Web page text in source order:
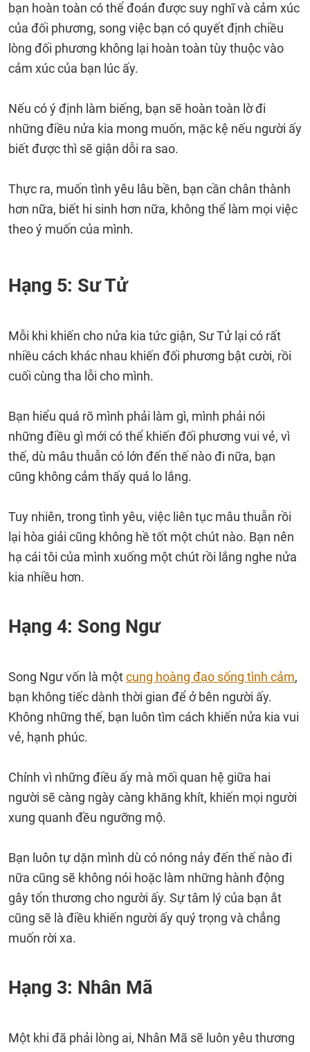
bạn hoàn toàn có thể đoán được suy nghĩ và cảm xúc
của đối phương, song việc bạn có quyết định chiều
lòng đối phương không lại hoàn toàn tùy thuộc vào
cảm xúc của bạn lúc ấy.
Nếu có ý định làm biếng, bạn sẽ hoàn toàn lờ đi
những điều nửa kia mong muốn, mặc kệ nếu người ấy
biết được thì sẽ giận dỗi ra sao.
Thực ra, muốn tình yêu lâu bền, bạn cần chân thành
hơn nữa, biết hi sinh hơn nữa, không thể làm mọi việc
theo ý muốn của mình.
Hạng 5: Sư Tử
Mỗi khi khiến cho nửa kia tức giận, Sư Tử lại có rất
nhiều cách khác nhau khiến đối phương bật cười, rồi
cuối cùng tha lỗi cho mình.
Bạn hiểu quá rõ mình phải làm gì, mình phải nói
những điều gì mới có thể khiến đối phương vui vẻ, vì
thế, dù mâu thuẫn có lớn đến thế nào đi nữa, bạn
cũng không cảm thấy quá lo lắng.
Tuy nhiên, trong tình yêu, việc liên tục mâu thuẫn rồi
lại hòa giải cũng không hề tốt một chút nào. Bạn nên
hạ cái tôi của mình xuống một chút rồi lắng nghe nửa
kia nhiều hơn.
Hạng 4: Song Ngư
Song Ngư vốn là mộtcung hoàng đạo sống tình cảm,
bạn không tiếc dành thời gian để ở bên người ấy.
Không những thế, bạn luôn tìm cách khiến nửa kia vui
vẻ, hạnh phúc.
Chính vì những điều ấy mà mối quan hệ giữa hai
người sẽ càng ngày càng khăng khít, khiến mọi người
xung quanh đều ngưỡng mộ.
Bạn luôn tự dặn mình dù có nóng nảy đến thế nào đi
nữa cũng sẽ không nói hoặc làm những hành động
gây tổn thương cho người ấy. Sự tâm lý của bạn ắt
cũng sẽ là điều khiến người ấy quý trọng và chẳng
muốn rời xa.
Hạng 3: Nhân Mã
Một khi đã phải lòng ai, Nhân Mã sẽ luôn yêu thương